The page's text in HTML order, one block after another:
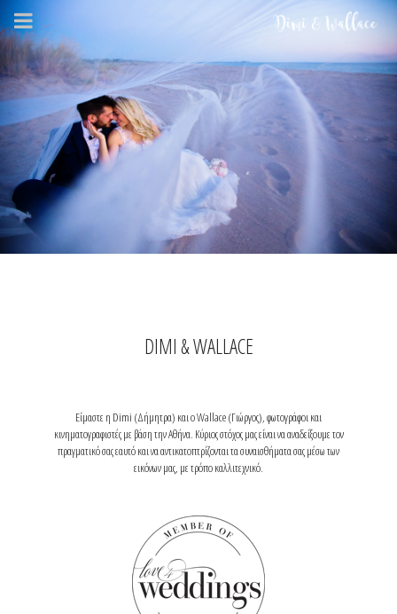
DIMI & WALLACE
Είμαστε η Dimi (Δήμητρα) και ο Wallace (Γιώργος), φωτογράφοι και
κινηματογραφιστές με βάση την Αθήνα. Κύριος στόχος μας είναι να αναδείξουμε τον
πραγματικό σας εαυτό και να αντικατοπτρίζονται τα συναισθήματα σας μέσω των
εικόνων μας, με τρόπο καλλιτεχνικό.